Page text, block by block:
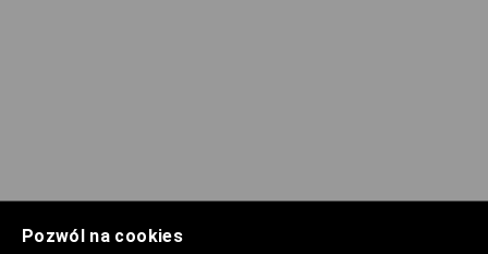
Pozwól na cookies